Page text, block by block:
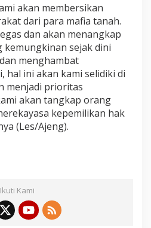
akan membersikan
dari para mafia tanah.
dan akan menangkap
kemungkinan sejak dini
menghambat
hal ini akan kami selidiki di
menjadi prioritas
akan tangkap orang
kepemilikan hak
(Les/Ajeng).
Ikuti Kami